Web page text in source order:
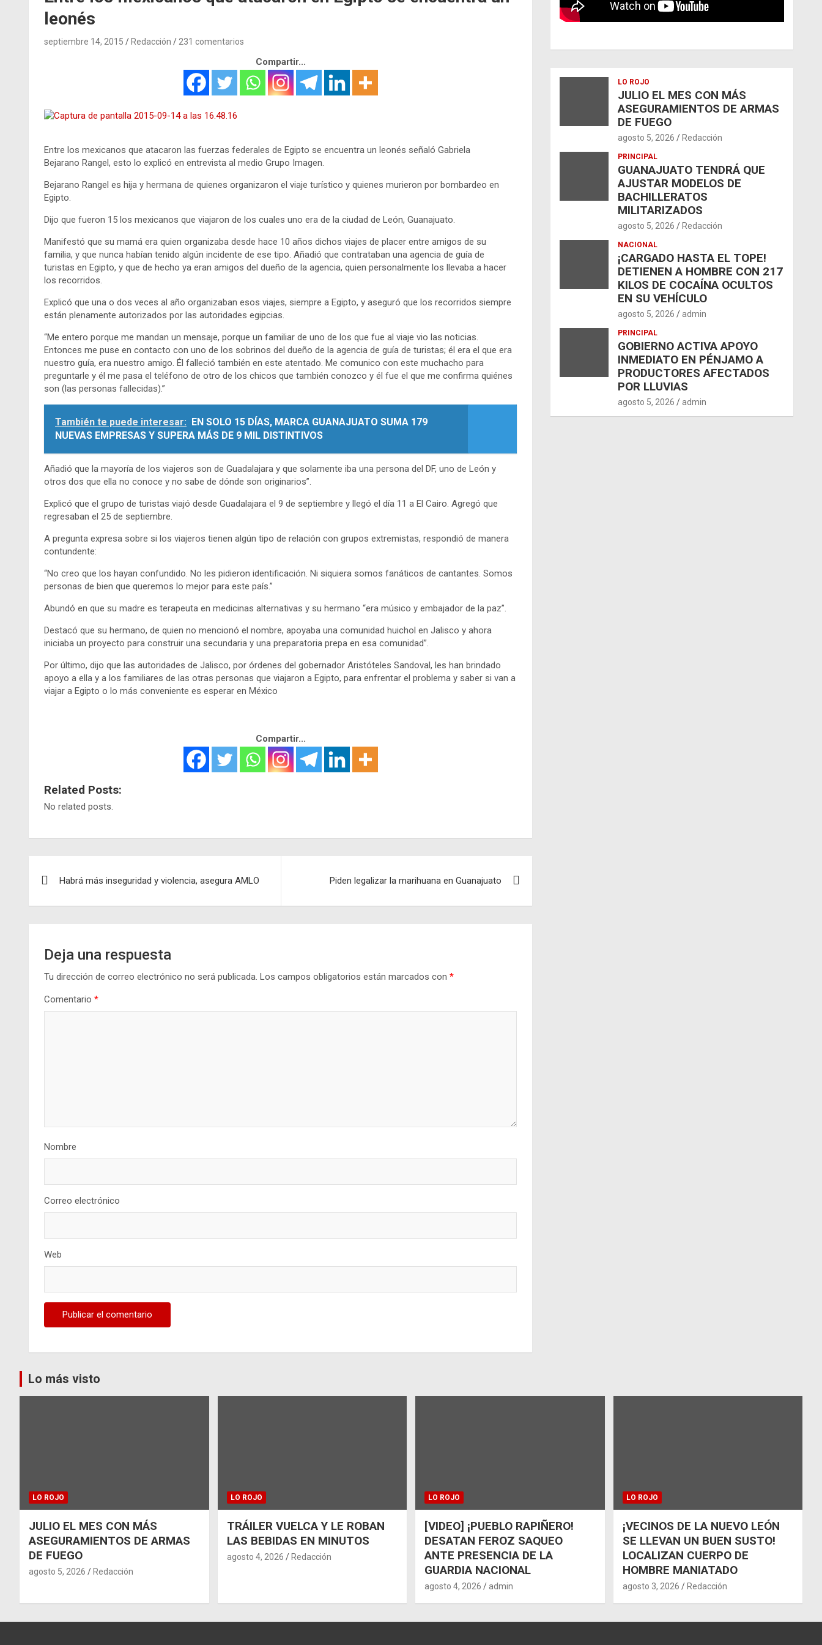
leonés
septiembre 14, 2015 Redacción 231 comentarios
Compartir...
Entre los mexicanos que atacaron las fuerzas federales de Egipto se encuentra un leonés señaló Gabriela
Bejarano Rangel, esto lo explicó en entrevista al medio Grupo Imagen.
Bejarano Rangel es hija y hermana de quienes organizaron el viaje turístico y quienes murieron por bombardeo en
Egipto.
Dijo que fueron 15 los mexicanos que viajaron de los cuales uno era de la ciudad de León, Guanajuato.
Manifestó que su mamá era quien organizaba desde hace 10 años dichos viajes de placer entre amigos de su
familia, y que nunca habían tenido algún incidente de ese tipo. Añadió que contrataban una agencia de guía de
turistas en Egipto, y que de hecho ya eran amigos del dueño de la agencia, quien personalmente los llevaba a hacer
los recorridos.
Explicó que una o dos veces al año organizaban esos viajes, siempre a Egipto, y aseguró que los recorridos siempre
están plenamente autorizados por las autoridades egipcias.
“Me entero porque me mandan un mensaje, porque un familiar de uno de los que fue al viaje vio las noticias.
Entonces me puse en contacto con uno de los sobrinos del dueño de la agencia de guía de turistas; él era el que era
nuestro guía, era nuestro amigo. Él falleció también en este atentado. Me comunico con este muchacho para
preguntarle y él me pasa el teléfono de otro de los chicos que también conozco y él fue el que me confirma quiénes
son (las personas fallecidas).”
También te puede interesar: EN SOLO 15 DÍAS, MARCA GUANAJUATO SUMA 179
NUEVAS EMPRESAS Y SUPERA MÁS DE 9 MIL DISTINTIVOS
Añadió que la mayoría de los viajeros son de Guadalajara y que solamente iba una persona del DF, uno de León y
otros dos que ella no conoce y no sabe de dónde son originarios”.
Explicó que el grupo de turistas viajó desde Guadalajara el 9 de septiembre y llegó el día 11 a El Cairo. Agregó que
regresaban el 25 de septiembre.
A pregunta expresa sobre si los viajeros tienen algún tipo de relación con grupos extremistas, respondió de manera
contundente:
“No creo que los hayan confundido. No les pidieron identificación. Ni siquiera somos fanáticos de cantantes. Somos
personas de bien que queremos lo mejor para este país.”
Abundó en que su madre es terapeuta en medicinas alternativas y su hermano “era músico y embajador de la paz”.
Destacó que su hermano, de quien no mencionó el nombre, apoyaba una comunidad huichol en Jalisco y ahora
iniciaba un proyecto para construir una secundaria y una preparatoria prepa en esa comunidad”.
Por último, dijo que las autoridades de Jalisco, por órdenes del gobernador Aristóteles Sandoval, les han brindado
apoyo a ella y a los familiares de las otras personas que viajaron a Egipto, para enfrentar el problema y saber si van a
viajar a Egipto o lo más conveniente es esperar en México
Compartir...
Related Posts:
No related posts.
Habrá más inseguridad y violencia, asegura AMLO Piden legalizar la marihuana en Guanajuato
Deja una respuesta
Tu dirección de correo electrónico no será publicada. Los campos obligatorios están marcados con *
Comentario *
Nombre
Correo electrónico
Web
LO ROJO
JULIO EL MES CON MÁS
ASEGURAMIENTOS DE ARMAS
DE FUEGO
agosto 5, 2026 Redacción
PRINCIPAL
GUANAJUATO TENDRÁ QUE
AJUSTAR MODELOS DE
BACHILLERATOS
MILITARIZADOS
agosto 5, 2026 Redacción
NACIONAL
¡CARGADO HASTA EL TOPE!
DETIENEN A HOMBRE CON 217
KILOS DE COCAÍNA OCULTOS
EN SU VEHÍCULO
agosto 5, 2026 admin
PRINCIPAL
GOBIERNO ACTIVA APOYO
INMEDIATO EN PÉNJAMO A
PRODUCTORES AFECTADOS
POR LLUVIAS
agosto 5, 2026 admin
Lo más visto
LO ROJO
JULIO EL MES CON MÁS
ASEGURAMIENTOS DE ARMAS
DE FUEGO
agosto 5, 2026 Redacción
LO ROJO
TRÁILER VUELCA Y LE ROBAN
LAS BEBIDAS EN MINUTOS
agosto 4, 2026 Redacción
LO ROJO
[VIDEO] ¡PUEBLO RAPIÑERO!
DESATAN FEROZ SAQUEO
ANTE PRESENCIA DE LA
GUARDIA NACIONAL
agosto 4, 2026 admin
LO ROJO
¡VECINOS DE LA NUEVO LEÓN
SE LLEVAN UN BUEN SUSTO!
LOCALIZAN CUERPO DE
HOMBRE MANIATADO
agosto 3, 2026 Redacción